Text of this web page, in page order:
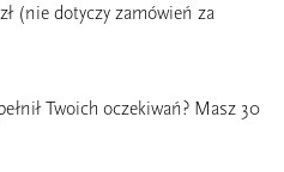
(nie dotyczy zamówień za
Twoich oczekiwań? Masz 30